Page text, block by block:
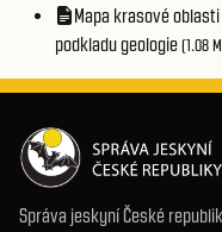
Mapa krasové
podkladu geologie(1.08
Správa jeskyní České